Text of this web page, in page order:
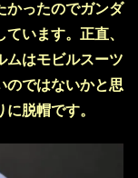
かったのでガンダ
います。正直、
ムはモビルスーツ
のではないかと思
脱帽です。